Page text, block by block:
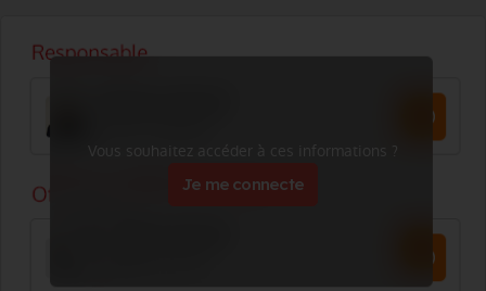
Vous souhaitez accéder à ces informations ?
Je me connecte